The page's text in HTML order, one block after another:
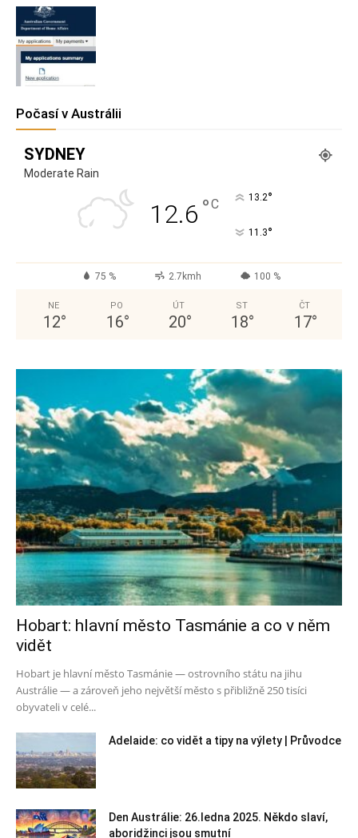
Počasí v Austrálii
SYDNEY
Moderate Rain
12.6 °C 13.2°
11.3°
75 % 2.7kmh 100 %
NE
12°
PO
16°
ÚT
20°
ST
18°
ČT
17°
Hobart: hlavní město Tasmánie a co v něm
vidět
Hobart je hlavní město Tasmánie — ostrovního státu na jihu
Austrálie — a zároveň jeho největší město s přibližně 250 tisíci
obyvateli v celé...
Adelaide: co vidět a tipy na výlety | Průvodce
Den Austrálie: 26.ledna 2025. Někdo slaví,
aboridžinci jsou smutní